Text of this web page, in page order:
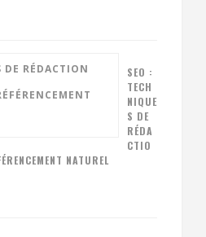
SEO :
TECH
NIQUE
S DE
RÉDA
CTIO
NATUREL